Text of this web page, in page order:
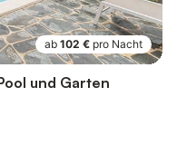
ab 102 € pro Nacht
und Garten